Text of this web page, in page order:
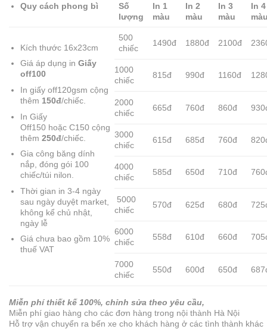
Quy cách phong bì
Số
lượng
In 1
màu
In 2
màu
In 3
màu
In 4
Kích thước 16x23cm
Giá áp dụng in Giấy
off100
In giấy off120gsm cộng
thêm 150đ/chiếc.
In Giấy
Off150 hoặc C150 cộng
thêm 250đ/chiếc.
Gia công băng dính
nắp, đóng gói 100
chiếc/túi nilon.
Thời gian in 3-4 ngày
sau ngày duyệt market,
không kể chủ nhật,
ngày lễ
Giá chưa bao gồm 10%
thuế VAT
500
chiếc
1490đ 1880đ 2100đ
1000
chiếc
815đ 990đ 1160đ
2000
chiếc
665đ 760đ 860đ
3000
chiếc
615đ 685đ 760đ
4000
chiếc
585đ 650đ 710đ
5000
chiếc
570đ 625đ 680đ
6000
chiếc
558đ 610đ 660đ
7000
chiếc
550đ 600đ 650đ
Miễn phí thiết kế 100%, chỉnh sửa theo yêu cầu,
Miễn phí giao hàng cho các đơn hàng trong nội thành Hà Nội
Hỗ trợ vận chuyển ra bến xe cho khách hàng ở các tình thành khác